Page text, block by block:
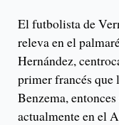
El futbolista de
releva en el
Hernández,
primer francés que
Benzema,
actualmente en el